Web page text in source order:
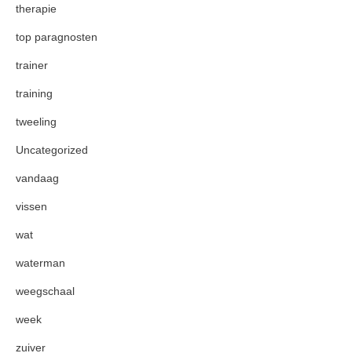
therapie
top paragnosten
trainer
training
tweeling
Uncategorized
vandaag
vissen
wat
waterman
weegschaal
week
zuiver